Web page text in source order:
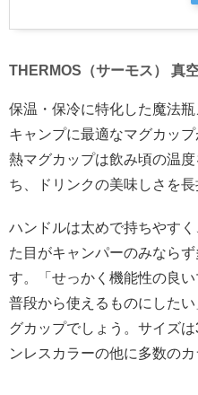
THERMOS（サーモス） 真
保温・保冷に特化した魔法
キャンプに最適なマグカッ
熱マグカップは飲み頃の温
ち、ドリンクの美味しさを
ハンドルは太めで持ちやす
た目がキャンパーのみなら
す。「せっかく機能性の良
普段から使えるものにした
グカップでしょう。サイズ
ンレスカラーの他に多数のカ